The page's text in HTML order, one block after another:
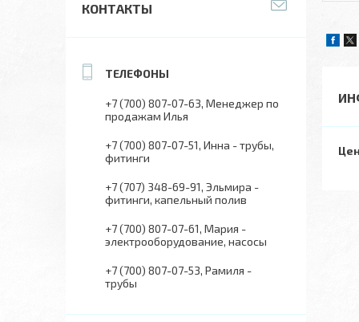
КОНТАКТЫ
+7 (700) 807-07-63 Менеджер по
продажам Илья
+7 (700) 807-07-51 Инна - трубы,
фитинги
+7 (707) 348-69-91 Эльмира -
фитинги, капельный полив
+7 (700) 807-07-61 Мария -
электрооборудование, насосы
+7 (700) 807-07-53 Рамиля -
трубы